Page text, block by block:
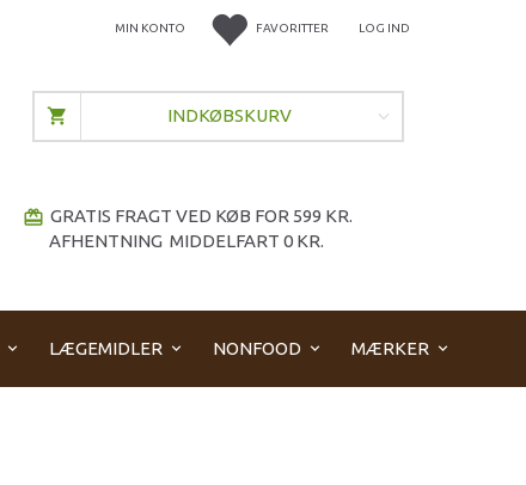
FAVORITTER LOG IND
MIN KONTO
redeem GRATIS FRAGT VED KØB FOR 599 KR.
AFHENTNING MIDDELFART 0 KR.
INDKØBSKURV
LÆGEMIDLER NONFOOD MÆRKER